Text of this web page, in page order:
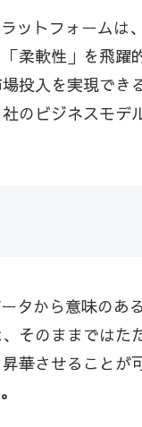
ットフォームは
柔軟性」を飛躍
投入を実現でき
のビジネスモデ
から意味のあ
そのままではた
華させることが